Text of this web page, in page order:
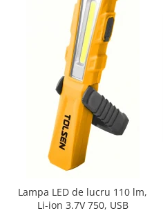
Lampa LED de lucru 110 lm,
Li-ion 3.7V 750, USB